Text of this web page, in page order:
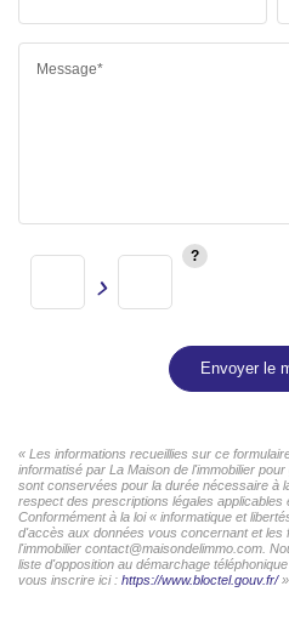
Message*
Envoyer le
« Les informations recueillies sur ce
informatisé par La Maison de l'immobilier
sont conservées pour la durée nécessaire à
respect des prescriptions légales
Conformément à la loi « informatique et
d'accès aux données vous concernant et les
l'immobilier contact@maisondelimmo.com.
liste d'opposition au démarchage
vous inscrire ici : https://www.bloctel.gouv.fr/»